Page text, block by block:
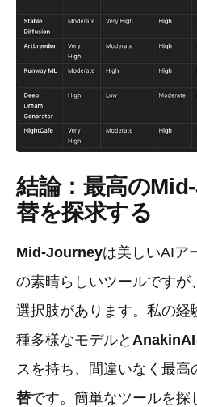
結論：最高の
替を探求する
Mid-Journeyは美しいAIア
の素晴らしいツールですが
選択肢があります。私の経
種多様なモデルと AnakinAI
スを持ち、間違いなく最高
替です。簡単なツールを探